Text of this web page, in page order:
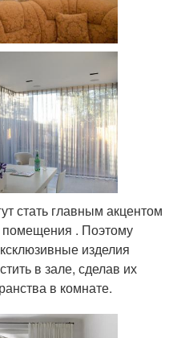
стать главным акцентом
помещения . Поэтому
изделия
в зале, сделав их
в комнате.